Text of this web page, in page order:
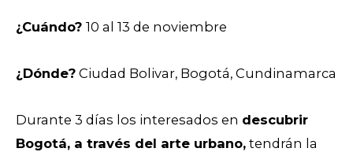
¿Cuándo? 10 al 13 de noviembre
¿Dónde? Ciudad Bolivar, Bogotá, Cundinamarca
Durante 3 días los interesados en descubrir
Bogotá, a través del arte urbano, tendrán la